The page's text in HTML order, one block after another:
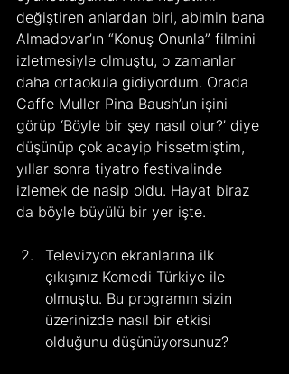
değiştiren anlardan biri, abimin bana
Almadovar’ın “Konuş Onunla” filmini
izletmesiyle olmuştu, o zamanlar
daha ortaokula gidiyordum. Orada
Caffe Muller Pina Baush’un işini
görüp ‘Böyle bir şey nasıl olur?’ diye
düşünüp çok acayip hissetmiştim,
yıllar sonra tiyatro festivalinde
izlemek de nasip oldu. Hayat biraz
da böyle büyülü bir yer işte.
Televizyon ekranlarına ilk
çıkışınız Komedi Türkiye ile
olmuştu. Bu programın sizin
üzerinizde nasıl bir etkisi
olduğunu düşünüyorsunuz?